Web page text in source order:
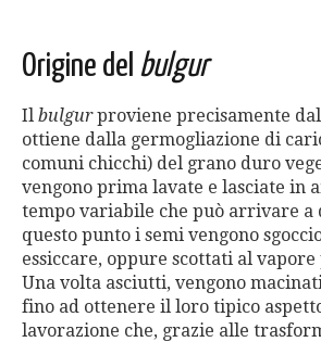
Origine del bulgur
Il bulgurproviene precisamente
ottiene dalla germogliazione di
comuni chicchi) del grano duro
vengono prima lavate e lasciate in
tempo variabile che può arrivare a
questo punto i semi vengono
essiccare, oppure scottati al
Una volta asciutti, vengono
fino ad ottenere il loro tipico
lavorazione che, grazie alle